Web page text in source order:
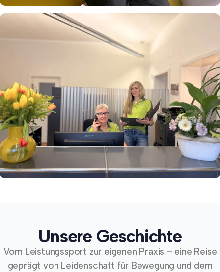
Unsere Geschichte
Vom Leistungssport zur eigenen Praxis – eine Reise
geprägt von Leidenschaft für Bewegung und dem